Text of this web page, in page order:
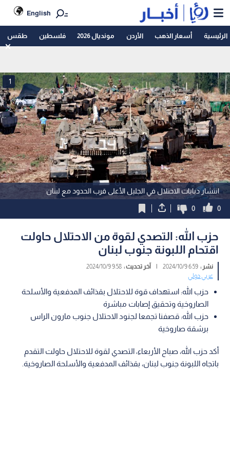
English
الرئيسية أسعار الذهب الأردن مونديال 2026 فلسطين طقس
انتشار دبابات الاحتلال في الجليل الأعلى قرب الحدود مع لبنان
1
0
0
حزب الله: التصدي لقوة من الاحتلال حاولت
اقتحام اللبونة جنوب لبنان
نشر :6:59 2024/10/9
| آخر تحديث :9:58 2024/10/9
عربي دولي
حزب الله: استهداف قوة للاحتلال بقذائف المدفعية والأسلحة
الصاروخية وتحقيق إصابات مباشرة
حزب الله: قصفنا تجمعا لجنود الاحتلال جنوب مارون الراس
برشقة صاروخية
أكد حزب الله، صباح الأربعاء، التصدي لقوة للاحتلال حاولت التقدم
باتجاه اللبونة جنوب لبنان، بقذائف المدفعية والأسلحة الصاروخية.